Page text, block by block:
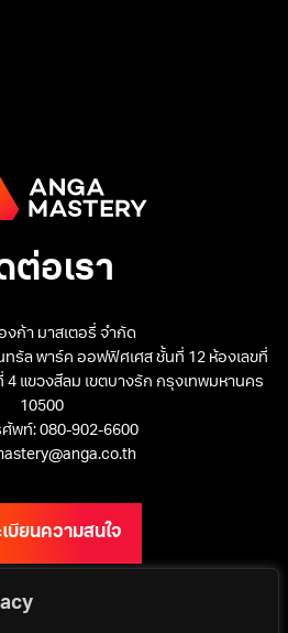
ต่อเรา
งก้า มาสเตอรี่ จำกัด
ทรัล พาร์ค ออฟฟิศเศส ชั้นที่ 12 ห้องเลขที่
แขวงสีลม เขตบางรัก กรุงเทพมหานคร
10500
ศัพท์: 080-902-6600
บียนความสนใจ